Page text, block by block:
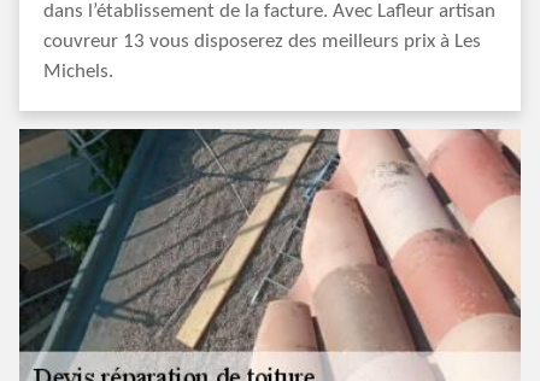
dans l’établissement de la facture. Avec Lafleur artisan
couvreur 13 vous disposerez des meilleurs prix à Les
Michels.